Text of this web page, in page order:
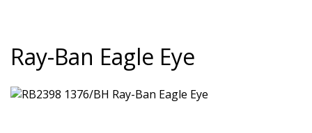
Ray-Ban Eagle Eye